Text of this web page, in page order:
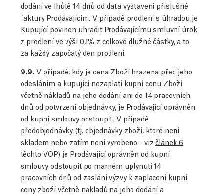
dodání ve lhůtě 14 dnů od data vystavení příslušné
faktury Prodávajícím. V případě prodlení s úhradou je
Kupující povinen uhradit Prodávajícímu smluvní úrok
z prodlení ve výši 0,1% z celkové dlužné částky, a to
za každý započatý den prodlení.
9.9. V případě, kdy je cena Zboží hrazena před jeho
odesláním a kupující nezaplatí kupní cenu Zboží
včetně nákladů na jeho dodání ani do 14 pracovních
dnů od potvrzení objednávky, je Prodávající oprávněn
od kupní smlouvy odstoupit. V případě
předobjednávky (tj. objednávky zboží, které není
skladem nebo zatím není vyrobeno - viz článek 6
těchto VOP) je Prodávající oprávněn od kupní
smlouvy odstoupit po marném uplynutí 14
pracovních dnů od zaslání výzvy k zaplacení kupní
ceny zboží včetně nákladů na jeho dodání a